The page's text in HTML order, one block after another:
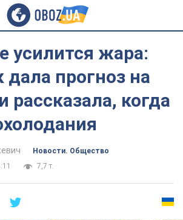
усилится жара:
дала прогноз на
рассказала, когда
Новости. Общество
7,7 т.